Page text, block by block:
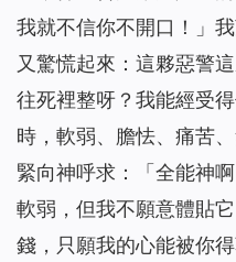
我就不信你不開口！」
又驚慌起來：這夥惡警
往死裡整呀？我能經受
時，軟弱、膽怯、痛苦
緊向神呼求：「全能神
軟弱，但我不願意體貼
錢，只願我的心能被你